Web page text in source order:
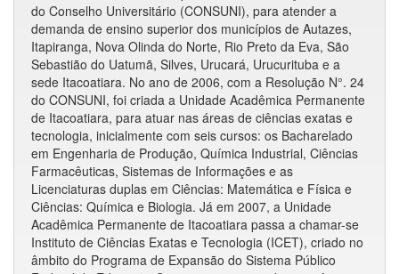
do Conselho Universitário (CONSUNI), para atender a
demanda de ensino superior dos municípios de Autazes,
Itapiranga, Nova Olinda do Norte, Rio Preto da Eva, São
Sebastião do Uatumã, Silves, Urucará, Urucurituba e a
sede Itacoatiara. No ano de 2006, com a Resolução N°. 24
do CONSUNI, foi criada a Unidade Acadêmica Permanente
de Itacoatiara, para atuar nas áreas de ciências exatas e
tecnologia, inicialmente com seis cursos: os Bacharelado
em Engenharia de Produção, Química Industrial, Ciências
Farmacêuticas, Sistemas de Informações e as
Licenciaturas duplas em Ciências: Matemática e Física e
Ciências: Química e Biologia. Já em 2007, a Unidade
Acadêmica Permanente de Itacoatiara passa a chamar-se
Instituto de Ciências Exatas e Tecnologia (ICET), criado no
âmbito do Programa de Expansão do Sistema Público